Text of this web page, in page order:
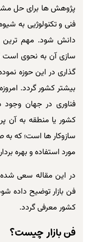
پژوهش ها برای حل
فنی و تکنولوژیی به
دانش شود. مهم ترین
سازی آن به نحوی است
گذاری در این حوزه
بیشتر کشور گردد.
فناوری در جهان
کشور یا منطقه به آن
سازوکار ها است؛ که
مورد استفاده و بهره
در این مقاله سعی
فن بازار توضیح داده
کشور معرفی گردد.
فن بازار چیست؟